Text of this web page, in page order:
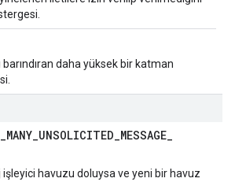
daha yüksek bir katman
_MANY_UNSOLICITED_MESSAGE_
havuzu doluysa ve yeni bir havuz